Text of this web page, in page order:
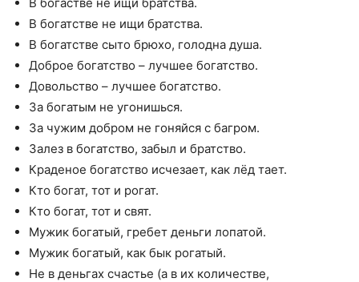
В богатстве не ищи братства.
В богатстве сыто брюхо, голодна душа.
Доброе богатство – лучшее богатство.
Довольство – лучшее богатство.
За богатым не угонишься.
За чужим добром не гоняйся с багром.
Залез в богатство, забыл и братство.
Краденое богатство исчезает, как лёд тает.
Кто богат, тот и рогат.
Кто богат, тот и свят.
Мужик богатый, гребет деньги лопатой.
Мужик богатый, как бык рогатый.
Не в деньгах счастье (а в их количестве,